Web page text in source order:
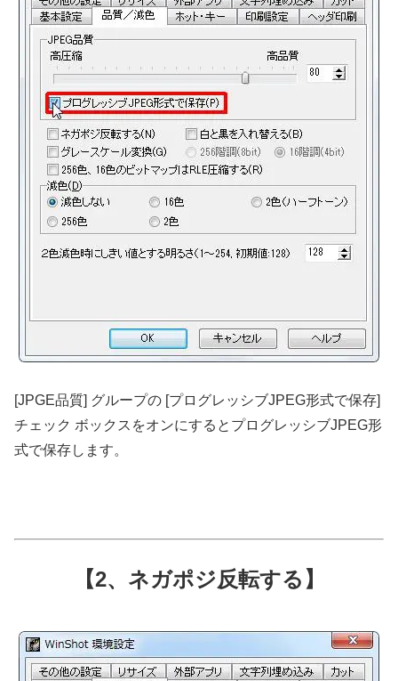
[JPGE品質] グループの [プログレッシブJPEG形式で保存]
チェック ボックスをオンにするとプログレッシブJPEG形
式で保存します。
【2、ネガポジ反転する】